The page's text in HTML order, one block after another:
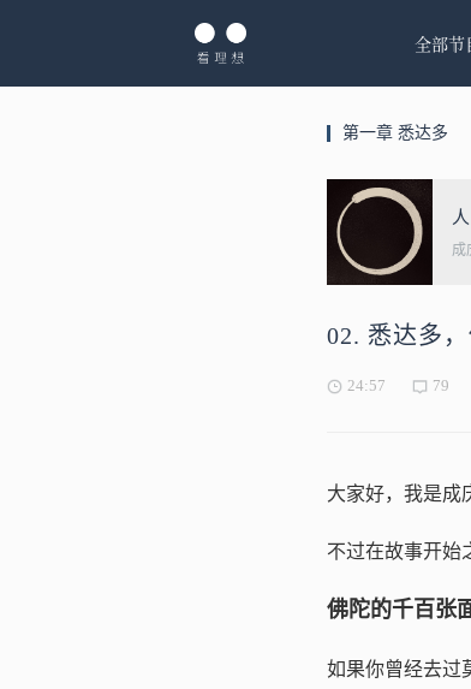
全部节
第一章 悉达多
成
02. 悉达多
24:57 79
大家好，我是成
不过在故事开始
佛陀的千百张
如果你曾经去过